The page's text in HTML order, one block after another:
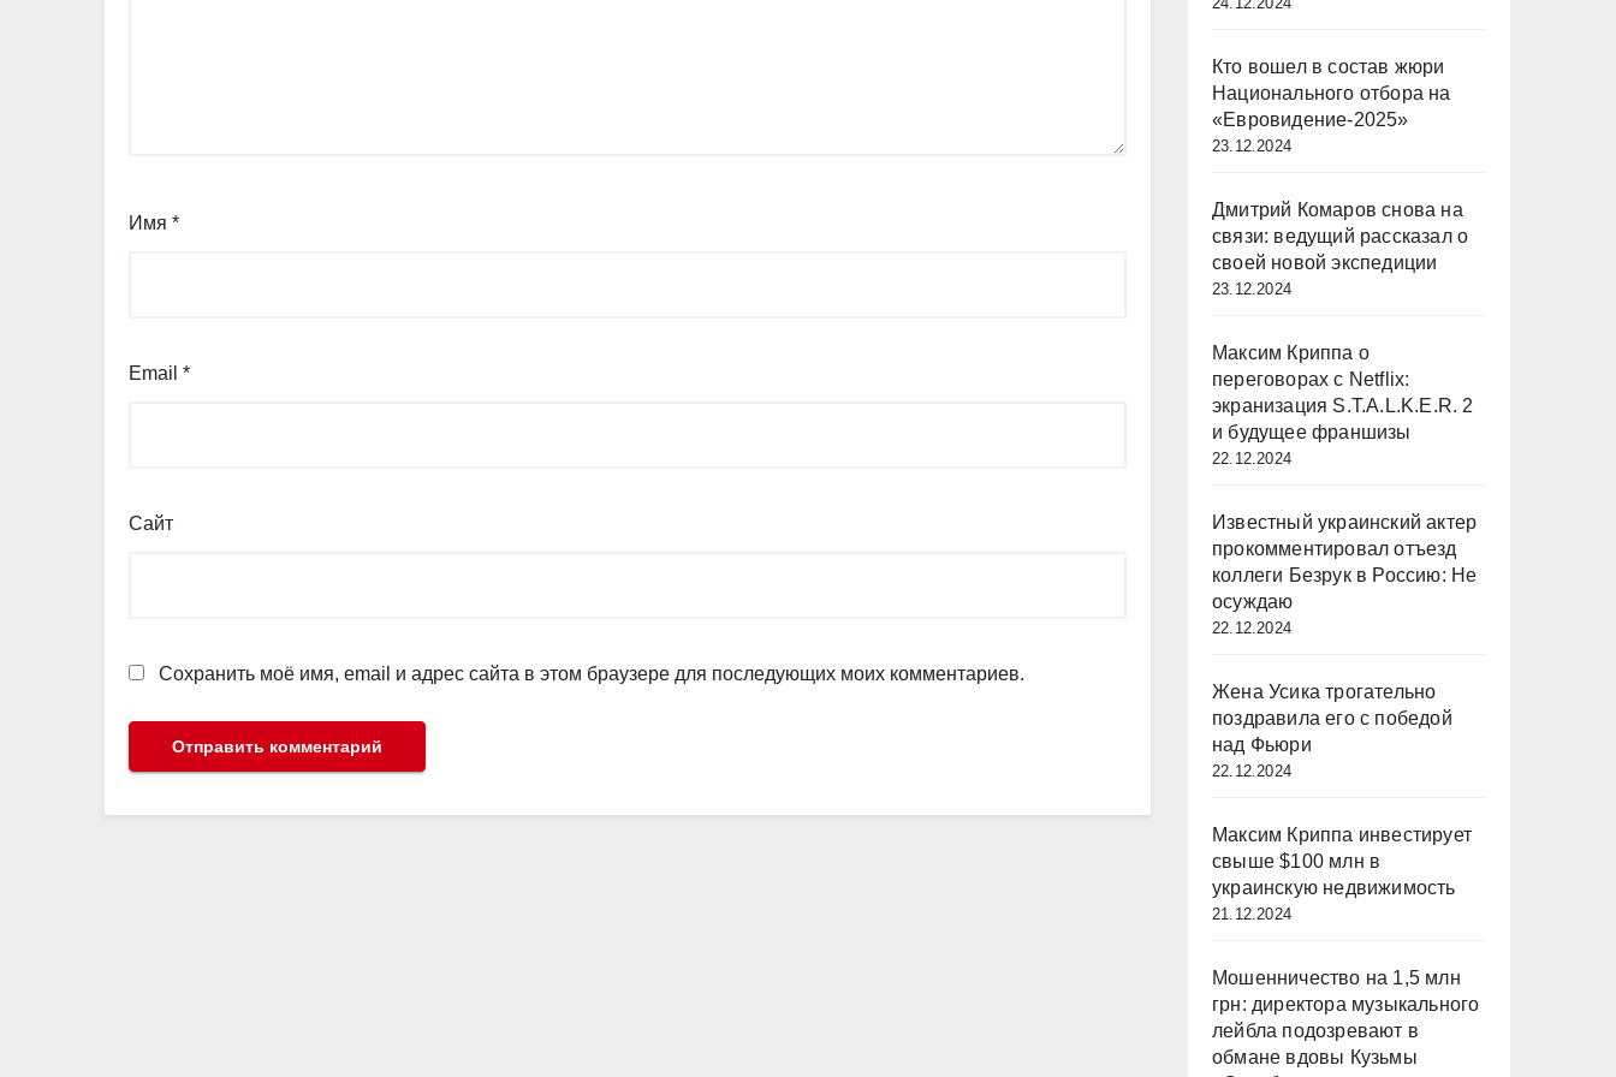
Имя *
Email *
Сайт
Сохранить моё имя, email и адрес сайта в этом браузере для последующих моих комментариев.
Кто вошел в состав жюри
Национального отбора на
«Евровидение-2025»
23.12.2024
Дмитрий Комаров снова на
связи: ведущий рассказал о
своей новой экспедиции
23.12.2024
Максим Криппа о
переговорах с Netflix:
экранизация S.T.A.L.K.E.R. 2
и будущее франшизы
22.12.2024
Известный украинский актер
прокомментировал отъезд
коллеги Безрук в Россию: Не
осуждаю
22.12.2024
Жена Усика трогательно
поздравила его с победой
над Фьюри
22.12.2024
Максим Криппа инвестирует
свыше $100 млн в
украинскую недвижимость
21.12.2024
Мошенничество на 1,5 млн
грн: директора музыкального
лейбла подозревают в
обмане вдовы Кузьмы